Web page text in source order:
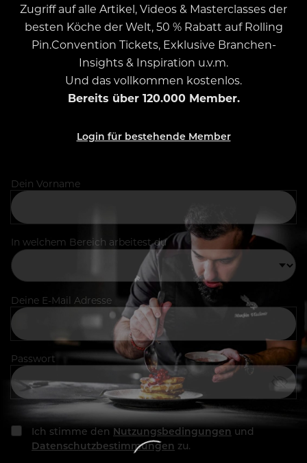
Zugriff auf alle Artikel, Videos & Masterclasses der
besten Köche der Welt, 50 % Rabatt auf Rolling
Pin.Convention Tickets, Exklusive Branchen-
Insights & Inspiration u.v.m.
Und das vollkommen kostenlos.
Bereits über 120.000 Member.
Login für bestehende Member
Dein Vorname
In welchem Bereich arbeitest du
Deine E-Mail Adresse
Passwort
Ich stimme den Nutzungsbedingungen und
Datenschutzbestimmungen zu.